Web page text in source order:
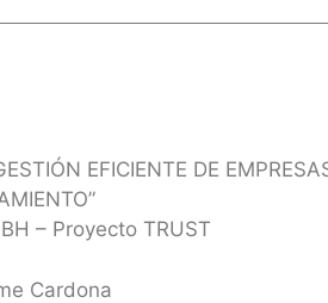
EFICIENTE DE
– Proyecto TRUST
Cardona